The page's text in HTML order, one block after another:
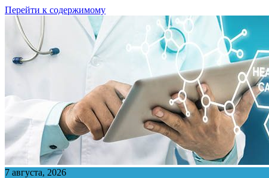
Перейти к содержимому
7 августа, 2026